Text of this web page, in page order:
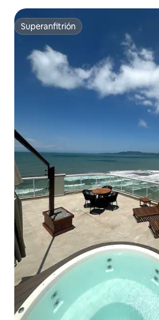
Superanfitrión
Superanfitrión